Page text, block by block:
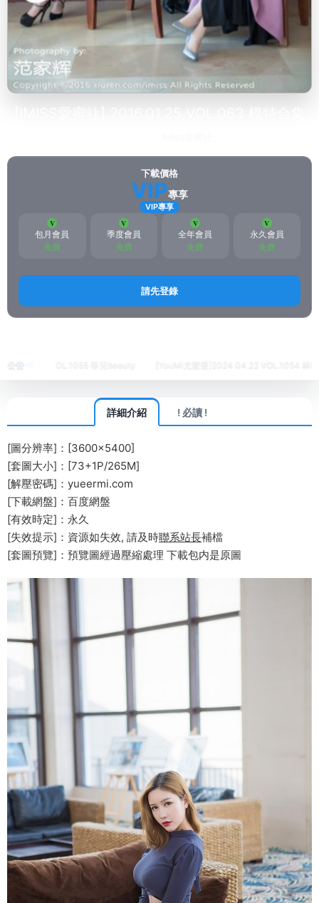
下載價格
VIP專享
VIP專享
包月會員
免費
季度會員
免費
全年會員
免費
永久會員
免費
請先登錄
公告VOL.1055 菲兒beauty [YouMi尤蜜荟]2024.04.22 VOL.1054 林幼一
詳細介紹 ! 必讀 !
[圖分辨率]：[3600×5400]
[套圖大小]：[73+1P/265M]
[解壓密碼]：yueermi.com
[下載網盤]：百度網盤
[有效時定]：永久
[失效提示]：資源如失效, 請及時聯系站長補檔
[套圖預覽]：預覽圖經過壓縮處理 下載包内是原圖